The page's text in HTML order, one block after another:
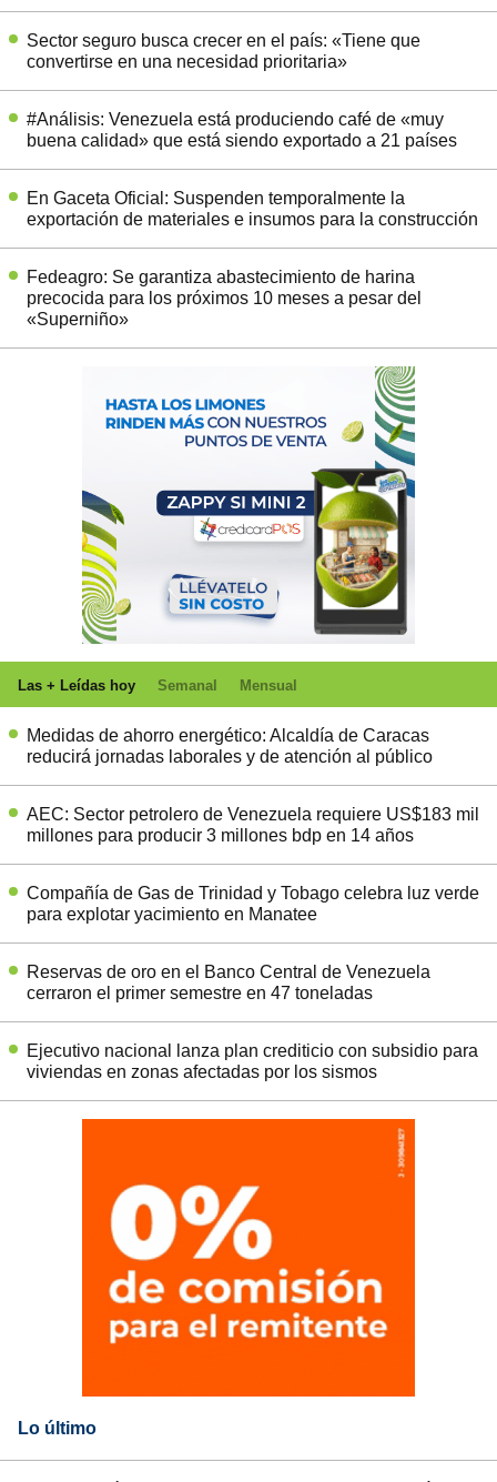
Sector seguro busca crecer en el país: «Tiene que
convertirse en una necesidad prioritaria»
#Análisis: Venezuela está produciendo café de «muy
buena calidad» que está siendo exportado a 21 países
En Gaceta Oficial: Suspenden temporalmente la
exportación de materiales e insumos para la construcción
Fedeagro: Se garantiza abastecimiento de harina
precocida para los próximos 10 meses a pesar del
«Superniño»
Las + Leídas hoy Semanal Mensual
Medidas de ahorro energético: Alcaldía de Caracas
reducirá jornadas laborales y de atención al público
AEC: Sector petrolero de Venezuela requiere US$183 mil
millones para producir 3 millones bdp en 14 años
Compañía de Gas de Trinidad y Tobago celebra luz verde
para explotar yacimiento en Manatee
Reservas de oro en el Banco Central de Venezuela
cerraron el primer semestre en 47 toneladas
Ejecutivo nacional lanza plan crediticio con subsidio para
viviendas en zonas afectadas por los sismos
Lo último